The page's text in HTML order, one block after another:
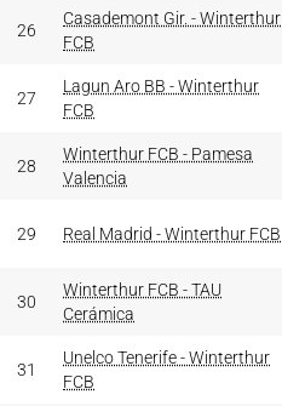
26
Casademont Gir. - Winterthur
FCB
27
Lagun Aro BB - Winterthur
FCB
28
Winterthur FCB - Pamesa
Valencia
29 Real Madrid - Winterthur FCB
30
Winterthur FCB - TAU
Cerámica
31
Unelco Tenerife - Winterthur
FCB